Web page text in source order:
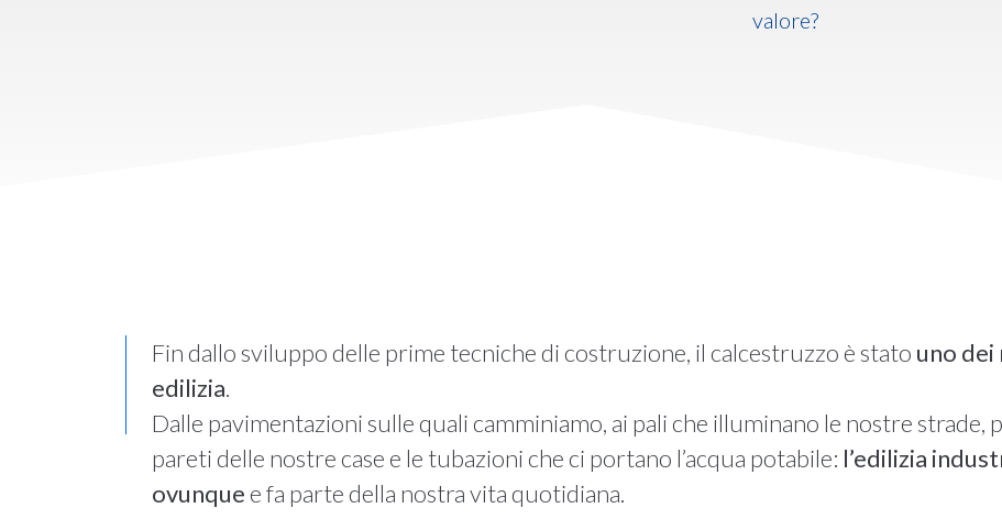
valore?
Fin dallo sviluppo delle prime tecniche di costruzione, il calcestruzzo è stato uno
edilizia.
Dalle pavimentazioni sulle quali camminiamo, ai pali che illuminano le nostre strade,
pareti delle nostre case e le tubazioni che ci portano l’acqua potabile: l’edilizia
ovunque e fa parte della nostra vita quotidiana.